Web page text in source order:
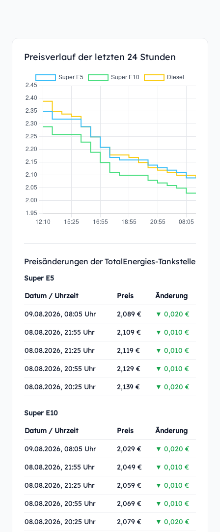
Preisverlauf der letzten 24 Stunden
Preisänderungen der TotalEnergies-Tankstelle
Super E5
Datum / Uhrzeit
Preis Änderung
09.08.2026, 08:05 Uhr 2,089 € ▼ 0,020 €
08.08.2026, 21:55 Uhr 2,109 € ▼ 0,010 €
08.08.2026, 21:25 Uhr 2,119 € ▼ 0,010 €
08.08.2026, 20:55 Uhr 2,129 € ▼ 0,010 €
08.08.2026, 20:25 Uhr 2,139 € ▼ 0,020 €
Super E10
Datum / Uhrzeit
Preis Änderung
09.08.2026, 08:05 Uhr 2,029 € ▼ 0,020 €
08.08.2026, 21:55 Uhr 2,049 € ▼ 0,010 €
08.08.2026, 21:25 Uhr 2,059 € ▼ 0,010 €
08.08.2026, 20:55 Uhr 2,069 € ▼ 0,010 €
08.08.2026, 20:25 Uhr 2,079 € ▼ 0,020 €